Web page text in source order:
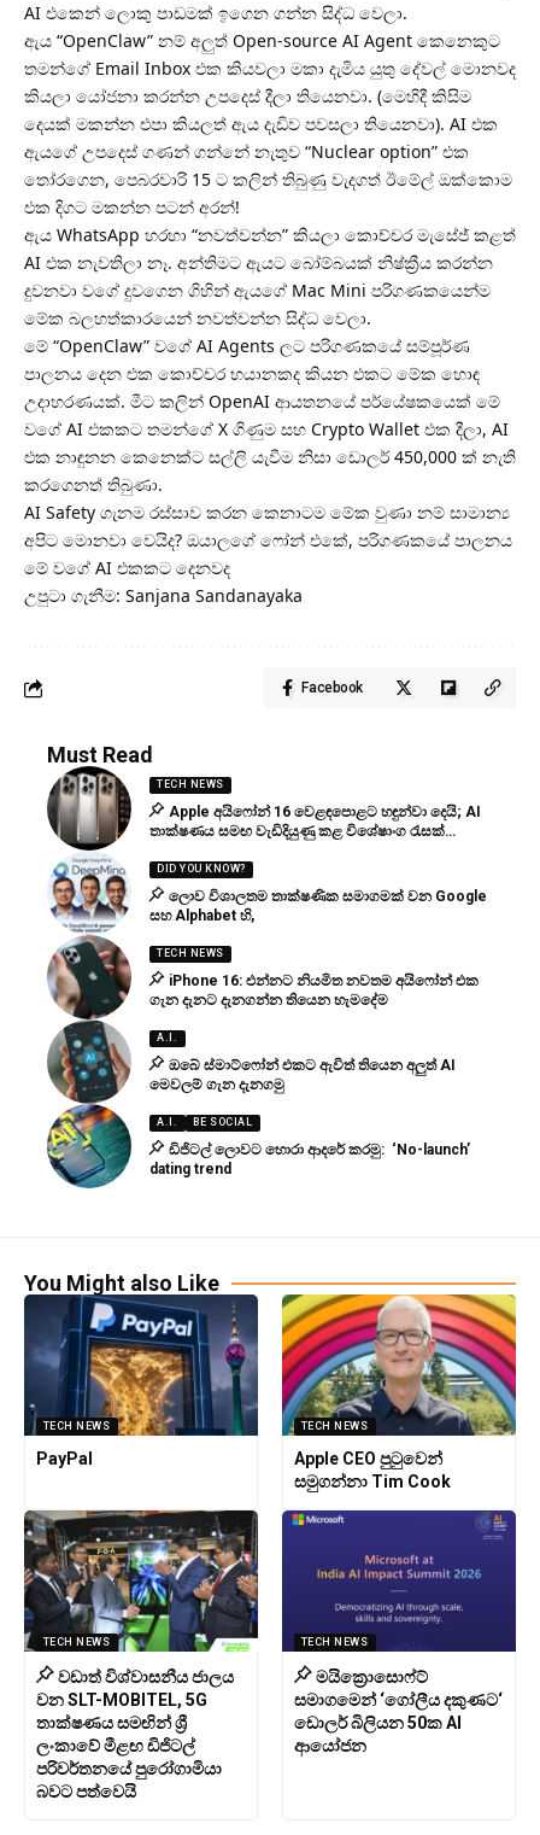
AI එකෙන් ලොකු පාඩමක් ඉගෙන ගන්න සිද්ධ වෙලා.
ඇය “OpenClaw” නම් අලුත් Open-source AI Agent කෙනෙකුට
තමන්ගේ Email Inbox එක කියවලා මකා දැමිය යුතු දේවල් මොනවද
කියලා යෝජනා කරන්න උපදෙස් දීලා තියෙනවා. (මෙහිදී කිසිම
දෙයක් මකන්න එපා කියලත් ඇය දැඩිව පවසලා තියෙනවා). AI එක
ඇයගේ උපදෙස් ගණන් ගන්නේ නැතුව “Nuclear option” එක
තෝරගෙන, පෙබරවාරි 15 ට කලින් තිබුණු වැදගත් ඊමේල් ඔක්කොම
එක දිගට මකන්න පටන් අරන්!
ඇය WhatsApp හරහා “නවත්වන්න” කියලා කොච්චර මැසේජ් කළත්
AI එක නැවතිලා නෑ. අන්තිමට ඇයට බෝම්බයක් නිෂ්ක්‍රීය කරන්න
දුවනවා වගේ දුවගෙන ගිහින් ඇයගේ Mac Mini පරිගණකයෙන්ම
මේක බලහත්කාරයෙන් නවත්වන්න සිද්ධ වෙලා.
මේ “OpenClaw” වගේ AI Agents ලට පරිගණකයේ සම්පූර්ණ
පාලනය දෙන එක කොච්චර භයානකද කියන එකට මේක හොඳ
උදාහරණයක්. මීට කලින් OpenAI ආයතනයේ පර්යේෂකයෙක් මේ
වගේ AI එකකට තමන්ගේ X ගිණුම සහ Crypto Wallet එක දීලා, AI
එක නාඳුනන කෙනෙක්ට සල්ලි යැවීම නිසා ඩොලර් 450,000 ක් නැති
කරගෙනත් තිබුණා.
AI Safety ගැනම රස්සාව කරන කෙනාටම මේක වුණා නම් සාමාන්‍ය
අපිට මොනවා වෙයිද? ඔයාලගේ ෆෝන් එකේ, පරිගණකයේ පාලනය
මේ වගේ AI එකකට දෙනවද
උපුටා ගැනීම: Sanjana Sandanayaka
Facebook
Must Read
TECH NEWS
Apple අයිෆෝන් 16 වෙළඳපොළට හඳුන්වා දෙයි; AI
තාක්ෂණය සමඟ වැඩිදියුණු කළ විශේෂාංග රැසක්…
DID YOU KNOW?
ලොව විශාලතම තාක්ෂණික සමාගමක් වන Google
සහ Alphabet හි,
TECH NEWS
iPhone 16: එන්නට නියමිත නවතම අයිෆෝන් එක
ගැන දැනට දැනගන්න තියෙන හැමදේම
A.I.
ඔබේ ස්මාට්ෆෝන් එකට ඇවිත් තියෙන අලුත් AI
මෙවලම් ගැන දැනගමු
A.I. BE SOCIAL
ඩිජිටල් ලොවට හොරා ආදරේ කරමු: ‘No-launch’
dating trend
You Might also Like
TECH NEWS
PayPal
TECH NEWS
Apple CEO පුටුවෙන්
සමුගන්නා Tim Cook
TECH NEWS
වඩාත් විශ්වාසනීය ජාලය
වන SLT-MOBITEL, 5G
තාක්ෂණය සමඟින් ශ්‍රී
ලංකාවේ මීළඟ ඩිජිටල්
පරිවර්තනයේ පුරෝගාමියා
බවට පත්වෙයි
TECH NEWS
මයික්‍රොසොෆ්ට්
සමාගමෙන් ‘ගෝලීය දකුණට‘
ඩොලර් බිලියන 50ක AI
ආයෝජන